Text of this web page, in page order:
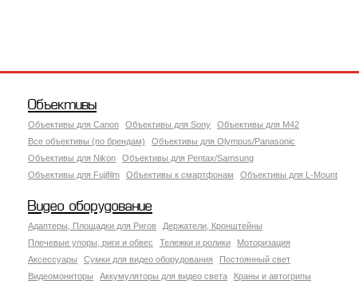
Объективы
Объективы для Canon Объективы для Sony
Объективы для M42
Все объективы (по брендам)
Объективы для Olympus/Panasonic
Объективы для Nikon
Объективы для Pentax/Samsung
Объективы для Fujifilm
Объективы к смартфонам Объективы для L-Mount
Видео оборудование
Адаптеры, Площадки для Ригов
Держатели, Кронштейны
Плечевые упоры, риги и обвес
Тележки и ролики
Моторизация
Аксессуары
Сумки для видео оборудования
Постоянный свет
Видеомониторы
Аккумуляторы для видео света
Краны и автогрипы